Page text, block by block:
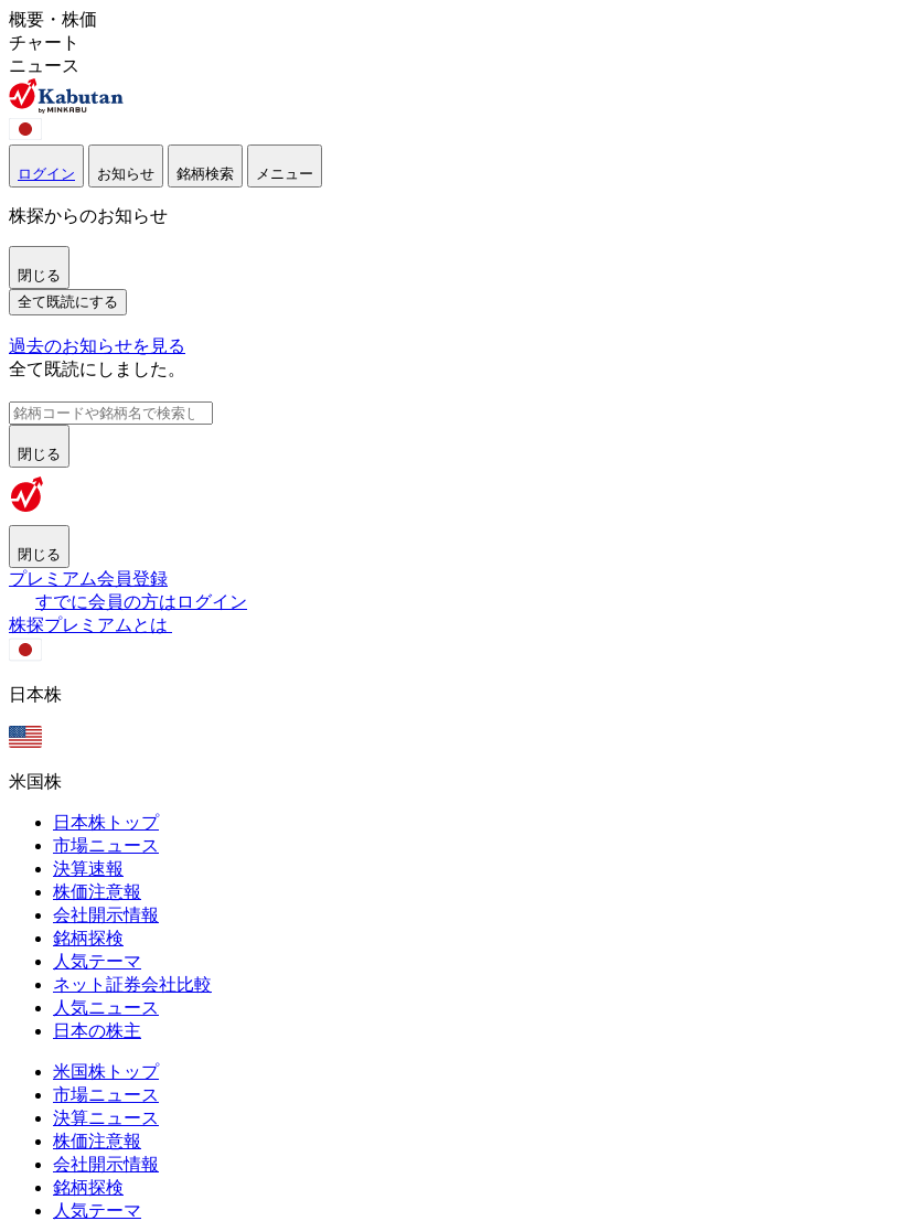
概要・株価
チャート
ニュース
ログイン お知らせ 銘柄検索 メニュー
株探からのお知らせ
閉じる
全て既読にする
過去のお知らせを見る
全て既読にしました。
閉じる
閉じる
プレミアム会員登録
すでに会員の方はログイン
株探プレミアムとは
日本株
米国株
日本株トップ
市場ニュース
決算速報
株価注意報
会社開示情報
銘柄探検
人気テーマ
ネット証券会社比較
人気ニュース
日本の株主
米国株トップ
市場ニュース
決算ニュース
株価注意報
会社開示情報
銘柄探検
人気テーマ